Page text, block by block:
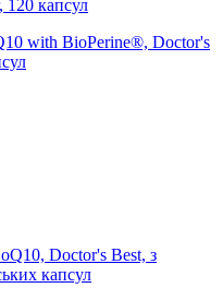
with BioPerine®, Doctor's